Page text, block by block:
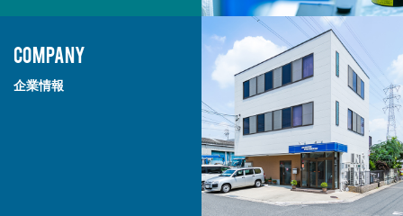
COMPANY
企業情報